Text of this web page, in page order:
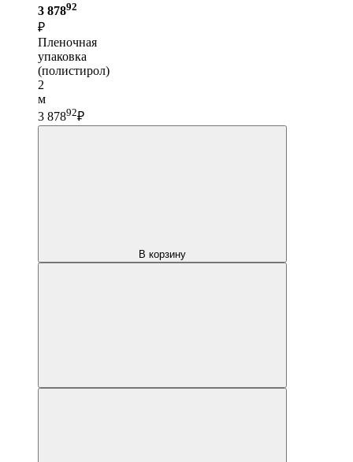
3 87892
₽
Пленочная
упаковка
(полистирол)
2
м
3 87892₽
В корзину